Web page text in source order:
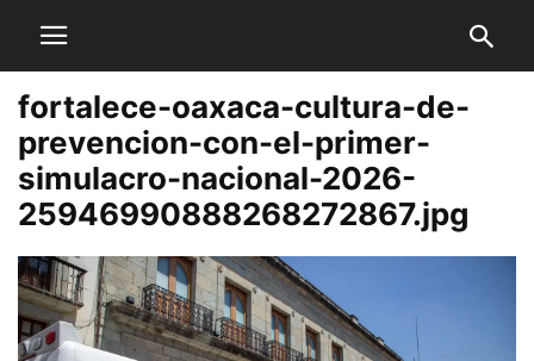
fortalece-oaxaca-cultura-de-
prevencion-con-el-primer-
simulacro-nacional-2026-
25946990888268272867.jpg